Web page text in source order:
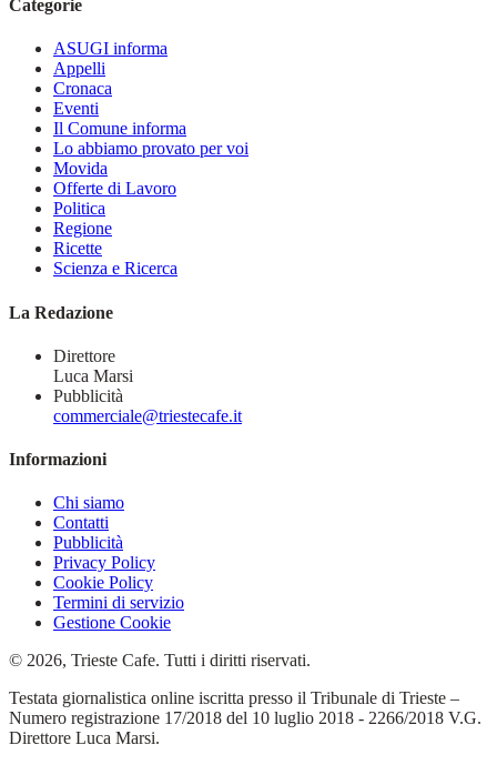
Categorie
ASUGI informa
Appelli
Cronaca
Eventi
Il Comune informa
Lo abbiamo provato per voi
Movida
Offerte di Lavoro
Politica
Regione
Ricette
Scienza e Ricerca
La Redazione
Direttore
Luca Marsi
Pubblicità
commerciale@triestecafe.it
Informazioni
Chi siamo
Contatti
Pubblicità
Privacy Policy
Cookie Policy
Termini di servizio
Gestione Cookie
© 2026, Trieste Cafe. Tutti i diritti riservati.
Testata giornalistica online iscritta presso il Tribunale di Trieste –
Numero registrazione 17/2018 del 10 luglio 2018 - 2266/2018 V.G.
Direttore Luca Marsi.